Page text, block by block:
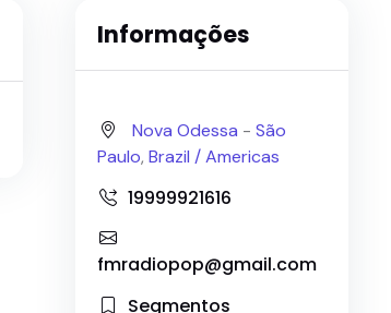
Informações
Nova Odessa - São
Paulo, Brazil /Americas
19999921616
fmradiopop@gmail.com
Segmentos